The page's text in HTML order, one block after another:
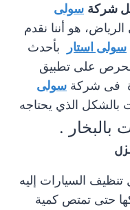
شركة سولى
هو أننا نقدم
سولى استار
بأحدث
نحرص على تطبيق
فى شركة سولى
بالشكل الذي يحتاجه
بالبخار .
تنظيف السيارات إليه
حتى تمتص كمية